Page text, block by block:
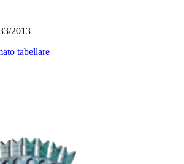
2013
tabellare